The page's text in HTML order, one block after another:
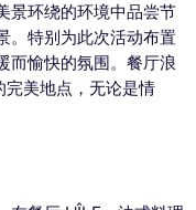
景环绕的环境中品尝节
。特别为此次活动布置
而愉快的氛围。餐厅浪
完美地点，无论是情